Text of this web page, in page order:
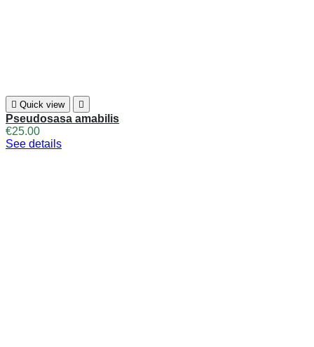
 Quick view 
Pseudosasa amabilis
€25.00
See details